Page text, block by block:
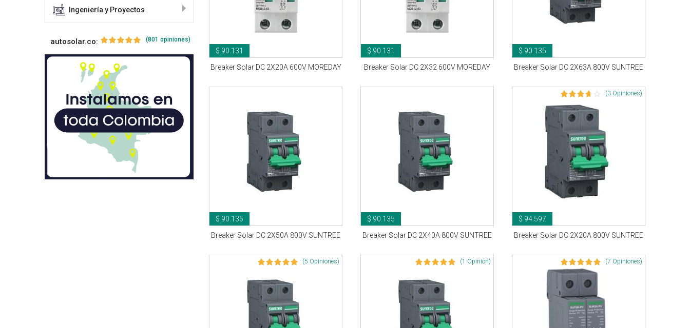
Ingeniería y Proyectos
autosolar.co: (801 opiniones)
$ 90.131
Breaker Solar DC 2X20A 600V MOREDAY
$ 90.131
Breaker Solar DC 2X32 600V MOREDAY
$ 90.135
Breaker Solar DC 2X63A 800V SUNTREE
$ 90.135
Breaker Solar DC 2X50A 800V SUNTREE
$ 90.135
Breaker Solar DC 2X40A 800V SUNTREE
(3 Opiniones)
$ 94.597
Breaker Solar DC 2X20A 800V SUNTREE
(5 Opiniones) (1 Opinión) (7 Opiniones)